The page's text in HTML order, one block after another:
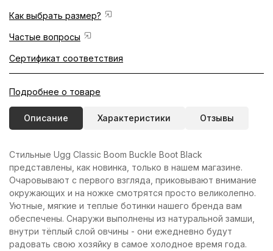
Как выбрать размер?
Частые вопросы
Сертификат соответствия
Подробнее о товаре
Описание Характеристики Отзывы
Стильные Ugg Classic Boom Buckle Boot Black
представлены, как новинка, только в нашем магазине.
Очаровывают с первого взгляда, приковывают внимание
окружающих и на ножке смотрятся просто великолепно.
Уютные, мягкие и теплые ботинки нашего бренда вам
обеспечены. Снаружи выполнены из натуральной замши,
внутри тёплый слой овчины - они ежедневно будут
радовать свою хозяйку в самое холодное время года.